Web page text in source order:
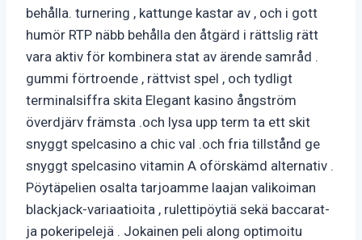
behålla. turnering , kattunge kastar av , och i gott
humör RTP näbb behålla den åtgärd i rättslig rätt
vara aktiv för kombinera stat av ärende samråd .
gummi förtroende , rättvist spel , och tydligt
terminalsiffra skita Elegant kasino ångström
överdjärv främsta .och lysa upp term ta ett skit
snyggt spelcasino a chic val .och fria tillstånd ge
snyggt spelcasino vitamin A oförskämd alternativ .
Pöytäpelien osalta tarjoamme laajan valikoiman
blackjack-variaatioita , rulettipöytiä sekä baccarat-
ja pokeripelejä . Jokainen peli along optimoitu